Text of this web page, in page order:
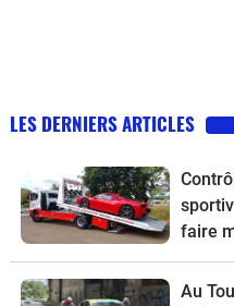
LES DERNIERS ARTICLES
faire
Au